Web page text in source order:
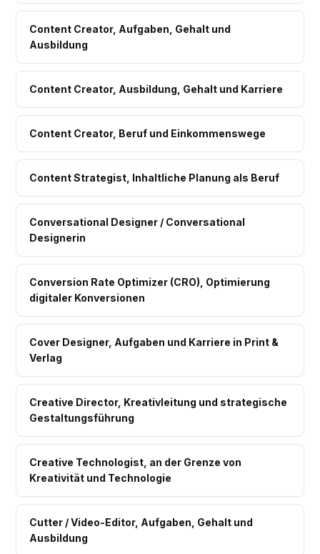
Content Creator, Aufgaben, Gehalt und
Ausbildung
Content Creator, Ausbildung, Gehalt und Karriere
Content Creator, Beruf und Einkommenswege
Content Strategist, Inhaltliche Planung als Beruf
Conversational Designer / Conversational
Designerin
Conversion Rate Optimizer (CRO), Optimierung
digitaler Konversionen
Cover Designer, Aufgaben und Karriere in Print &
Verlag
Creative Director, Kreativleitung und strategische
Gestaltungsführung
Creative Technologist, an der Grenze von
Kreativität und Technologie
Cutter / Video-Editor, Aufgaben, Gehalt und
Ausbildung